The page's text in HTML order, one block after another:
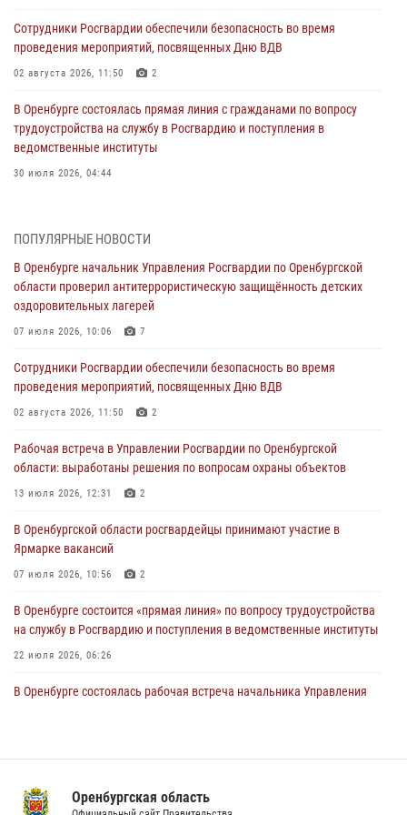
Сотрудники Росгвардии обеспечили безопасность во время
проведения мероприятий, посвященных Дню ВДВ
02 августа 2026, 11:50 2
В Оренбурге состоялась прямая линия с гражданами по вопросу
трудоустройства на службу в Росгвардию и поступления в
ведомственные институты
30 июля 2026, 04:44
28 июля 2026, 09:41 1
Росгвардейцы обеспечили правопорядок на праздновании Дня
ВМФ в Оренбурге
27 июля 2026, 14:36 2
жизненной ситуации (ВИДЕО)
26 июля 2026, 14:45
образовательных учреждений к новому учебному году
24 июля 2026, 12:25
проведён рейд по строительным объектам
23 июля 2026, 10:47
ПОПУЛЯРНЫЕ НОВОСТИ
В Оренбурге начальник Управления Росгвардии по Оренбургской
области проверил антитеррористическую защищённость детских
оздоровительных лагерей
07 июля 2026, 10:06 7
Сотрудники Росгвардии обеспечили безопасность во время
проведения мероприятий, посвященных Дню ВДВ
02 августа 2026, 11:50 2
Рабочая встреча в Управлении Росгвардии по Оренбургской
области: выработаны решения по вопросам охраны объектов
13 июля 2026, 12:31 2
В Оренбургской области росгвардейцы принимают участие в
Ярмарке вакансий
07 июля 2026, 10:56 2
В Оренбурге состоится «прямая линия» по вопросу трудоустройства
на службу в Росгвардию и поступления в ведомственные институты
22 июля 2026, 06:26
В Оренбурге состоялась рабочая встреча начальника Управления
Росгвардейцы Оренбургской области проверили готовность детских
образовательных учреждений к новому учебному году
Оренбургская область